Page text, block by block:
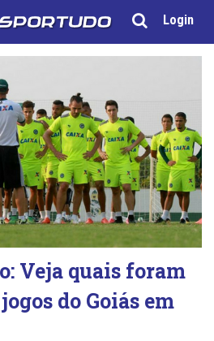
Login
Veja quais foram
do Goiás em